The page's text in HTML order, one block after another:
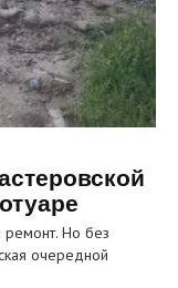
Но без
очередной